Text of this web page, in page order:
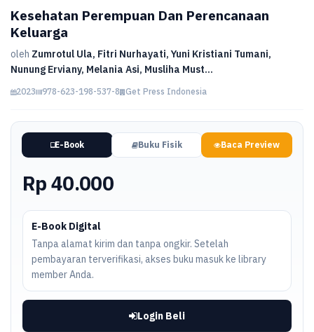
Kesehatan Perempuan Dan Perencanaan
Keluarga
oleh Zumrotul Ula, Fitri Nurhayati, Yuni Kristiani Tumani,
Nunung Erviany, Melania Asi, Musliha Must...
2023 978-623-198-537-8 Get Press Indonesia
E-Book Buku Fisik Baca Preview
Rp 40.000
E-Book Digital
Tanpa alamat kirim dan tanpa ongkir. Setelah
pembayaran terverifikasi, akses buku masuk ke library
member Anda.
Login Beli